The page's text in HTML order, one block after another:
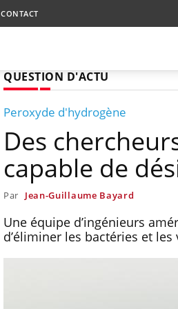
CONTACT
QUESTION D'ACTU
Peroxyde d'hydrogène
Des
capable de
Par Jean-Guillaume Bayard
Une équipe d’ingénieurs
d’éliminer les bactéries et les